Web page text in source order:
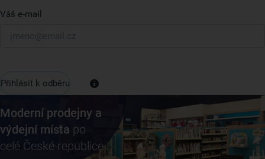
Váš e-mail
Přihlásit k odběru
Moderní prodejny a
výdejní místa po
celé České republice